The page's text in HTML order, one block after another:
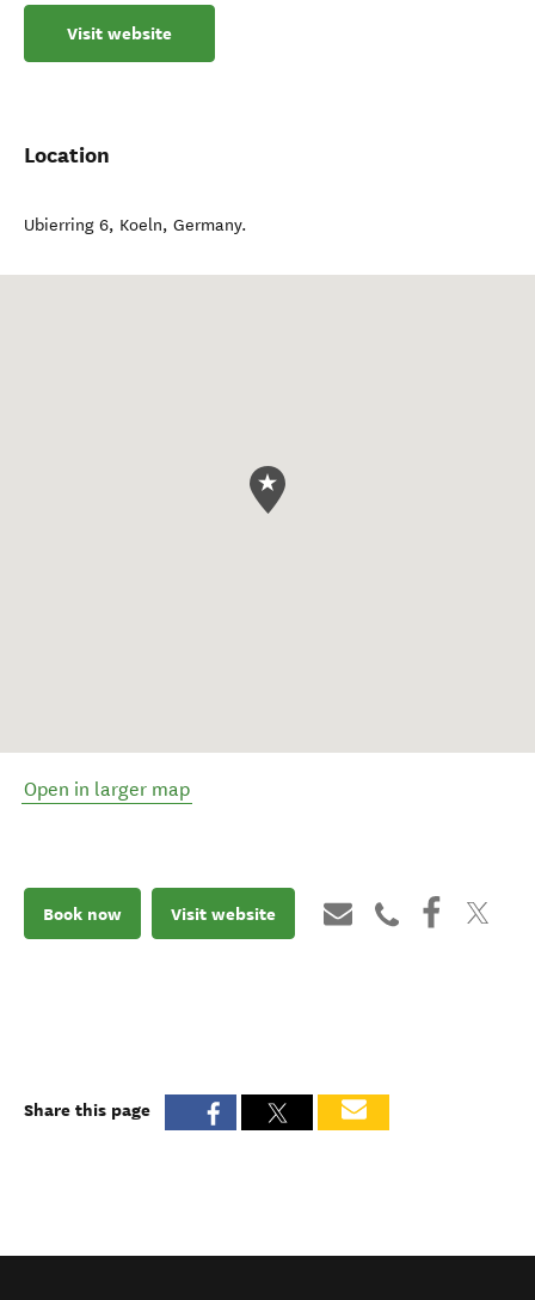
Visit website
Location
Ubierring 6, Koeln, Germany.
Open in larger map
Book now Visit website
Share this page